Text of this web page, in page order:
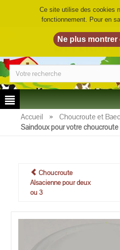
LA FERME
Accueil » Choucroute et
Saindoux pour votre choucroute
Choucroute
Alsacienne pour deux
ou 3
Ce site utilise des cookies
fonctionnement. Pour en